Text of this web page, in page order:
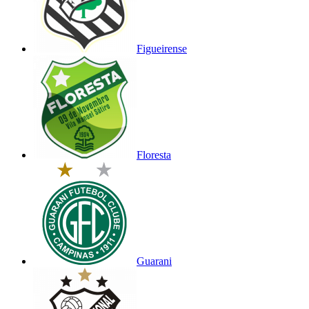
Figueirense
Floresta
Guarani